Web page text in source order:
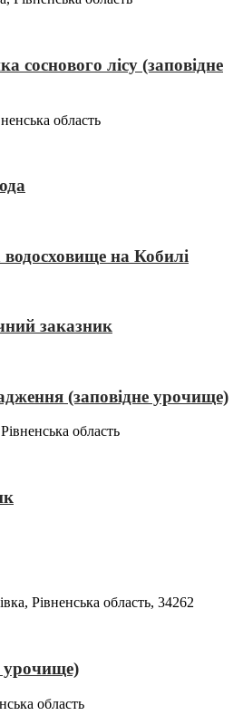
соснового лісу (заповідне
область
на Кобилі
заказник
(заповідне урочище)
область
Рівненська область, 34262
урочище)
область